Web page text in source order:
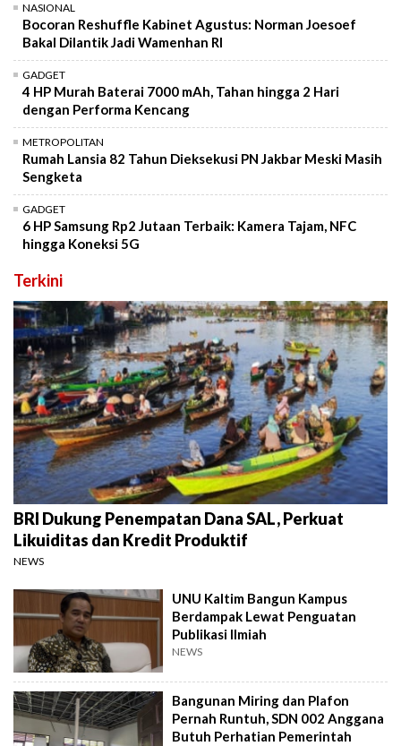
NASIONAL
Bocoran Reshuffle Kabinet Agustus: Norman Joesoef
Bakal Dilantik Jadi Wamenhan RI
GADGET
4 HP Murah Baterai 7000 mAh, Tahan hingga 2 Hari
dengan Performa Kencang
METROPOLITAN
Rumah Lansia 82 Tahun Dieksekusi PN Jakbar Meski Masih
Sengketa
GADGET
6 HP Samsung Rp2 Jutaan Terbaik: Kamera Tajam, NFC
hingga Koneksi 5G
Terkini
BRI Dukung Penempatan Dana SAL, Perkuat
Likuiditas dan Kredit Produktif
NEWS
UNU Kaltim Bangun Kampus
Berdampak Lewat Penguatan
Publikasi Ilmiah
NEWS
Bangunan Miring dan Plafon
Pernah Runtuh, SDN 002 Anggana
Butuh Perhatian Pemerintah